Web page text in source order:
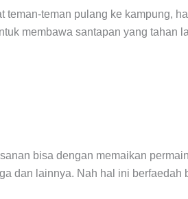
teman-teman pulang ke kampung,
membawa santapan yang tahan
bisa dengan memaikan
dan lainnya. Nah hal ini berfaedah